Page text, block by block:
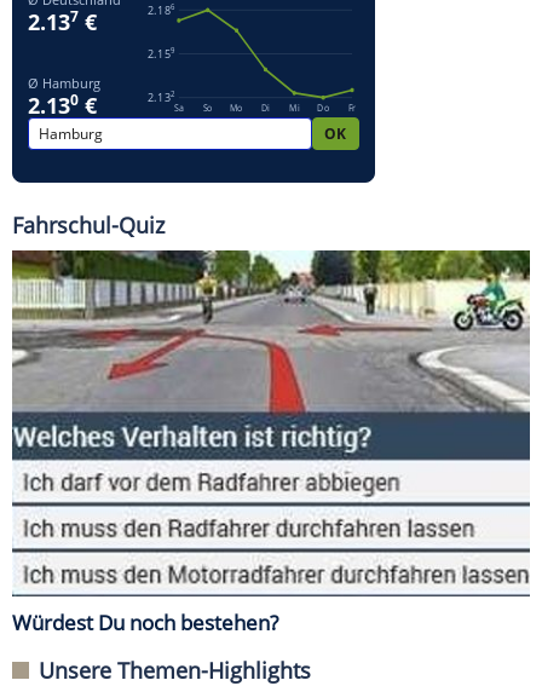
Fahrschul-Quiz
Würdest Du noch bestehen?
Unsere Themen-Highlights